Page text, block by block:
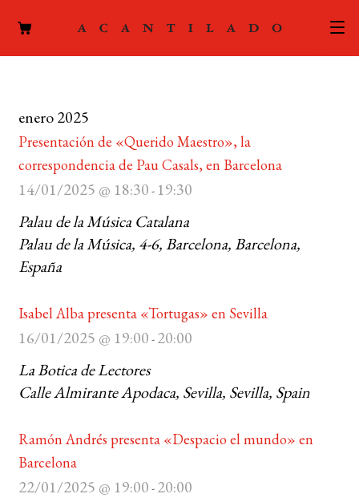
ACTUALIDAD
PODCAST
LA EDITORIAL
CONTACTO
BUSCAR
LISTA DE LIBROS
enero 2025
Presentación de «Querido Maestro», la
correspondencia de Pau Casals, en Barcelona
14/01/2025 @ 18:30- 19:30
Palau de la Música Catalana
Palau de la Música, 4-6, Barcelona, Barcelona,
España
Isabel Alba presenta «Tortugas» en Sevilla
16/01/2025 @ 19:00-20:00
La Botica de Lectores
Calle Almirante Apodaca, Sevilla, Sevilla, Spain
Ramón Andrés presenta «Despacio el mundo» en
Barcelona
22/01/2025 @ 19:00-20:00